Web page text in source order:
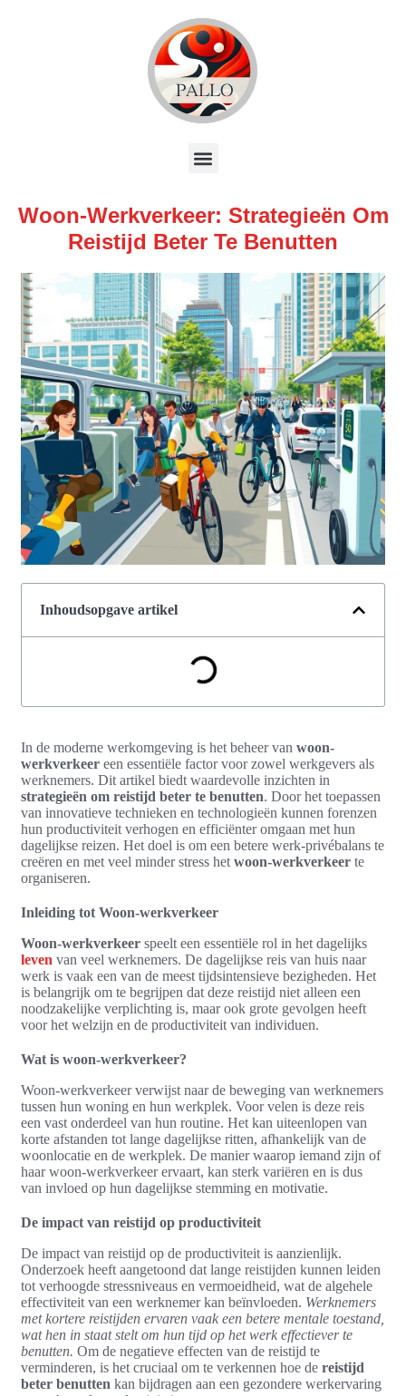
Woon-Werkverkeer: Strategieën Om
Reistijd Beter Te Benutten
Inhoudsopgave artikel
In de moderne werkomgeving is het beheer van woon-
werkverkeer een essentiële factor voor zowel werkgevers als
werknemers. Dit artikel biedt waardevolle inzichten in
strategieën om reistijd beter te benutten. Door het toepassen
van innovatieve technieken en technologieën kunnen forenzen
hun productiviteit verhogen en efficiënter omgaan met hun
dagelijkse reizen. Het doel is om een betere werk-privébalans te
creëren en met veel minder stress het woon-werkverkeer te
organiseren.
Inleiding tot Woon-werkverkeer
Woon-werkverkeer speelt een essentiële rol in het dagelijks
leven van veel werknemers. De dagelijkse reis van huis naar
werk is vaak een van de meest tijdsintensieve bezigheden. Het
is belangrijk om te begrijpen dat deze reistijd niet alleen een
noodzakelijke verplichting is, maar ook grote gevolgen heeft
voor het welzijn en de productiviteit van individuen.
Wat is woon-werkverkeer?
Woon-werkverkeer verwijst naar de beweging van werknemers
tussen hun woning en hun werkplek. Voor velen is deze reis
een vast onderdeel van hun routine. Het kan uiteenlopen van
korte afstanden tot lange dagelijkse ritten, afhankelijk van de
woonlocatie en de werkplek. De manier waarop iemand zijn of
haar woon-werkverkeer ervaart, kan sterk variëren en is dus
van invloed op hun dagelijkse stemming en motivatie.
De impact van reistijd op productiviteit
De impact van reistijd op de productiviteit is aanzienlijk.
Onderzoek heeft aangetoond dat lange reistijden kunnen leiden
tot verhoogde stressniveaus en vermoeidheid, wat de algehele
effectiviteit van een werknemer kan beïnvloeden. Werknemers
met kortere reistijden ervaren vaak een betere mentale toestand,
wat hen in staat stelt om hun tijd op het werk effectiever te
benutten. Om de negatieve effecten van de reistijd te
verminderen, is het cruciaal om te verkennen hoe de reistijd
beter benutten kan bijdragen aan een gezondere werkervaring